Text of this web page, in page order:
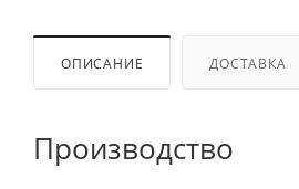
ОПИСАНИЕ ДОСТАВКА
Производство